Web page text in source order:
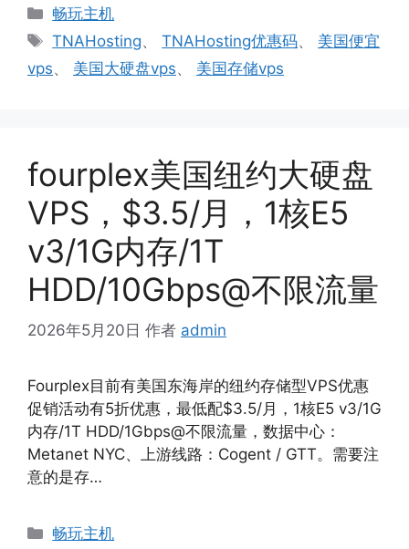
分
类
畅玩主机
标
TNAHosting、TNAHosting优惠码、 美国便宜
vps、 美国大硬盘vps、 美国存储vps
fourplex美国纽约大硬盘
VPS，$3.5/月，1核E5
v3/1G内存/1T
HDD/10Gbps@不限流量
2026年5月20日 作者 admin
Fourplex目前有美国东海岸的纽约存储型VPS优惠
促销活动有5折优惠，最低配$3.5/月，1核E5 v3/1G
内存/1T HDD/1Gbps@不限流量，数据中心：
Metanet NYC、上游线路：Cogent / GTT。需要注
意的是存…
分
畅玩主机